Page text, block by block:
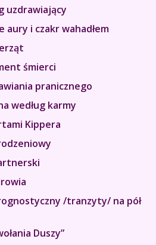
uzdrawiający
aury i czakr wahadłem
śmierci
pranicznego
według karmy
Kippera
/tranzyty/ na pół
Duszy”